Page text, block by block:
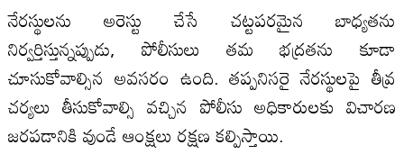
నేరస్థులను అరెస్టు చేసే చట్టపరమైన బాధ్యతను
నిర్వర్తిస్తున్నప్పుడు, పోలీసులు తమ భద్రతను కూడా
చూసుకోవాల్సిన అవసరం ఉంది. తప్పనిసరై నేరస్థులపై తీవ్ర
చర్యలు తీసుకోవాల్సి వచ్చిన పోలీసు అధికారులకు విచారణ
జరపడానికి వుండే ఆంక్షలు రక్షణ కల్పిస్తాయి.